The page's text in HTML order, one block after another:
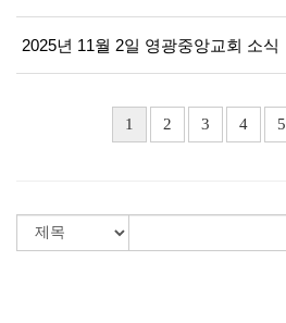
2025년 11월 2일 영광중앙교회 소식
1 2 3 4 5